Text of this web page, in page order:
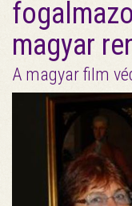
magyar
A magyar film